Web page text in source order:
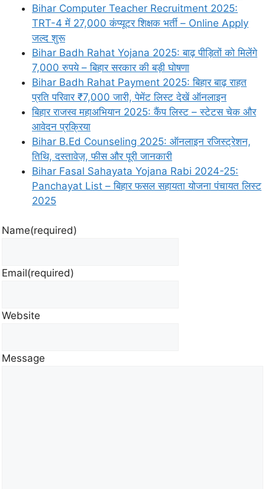
Bihar Computer Teacher Recruitment 2025:
TRT-4 में 27,000 कंप्यूटर शिक्षक भर्ती – Online Apply
जल्द शुरू
Bihar Badh Rahat Yojana 2025: बाढ़ पीड़ितों को मिलेंगे
7,000 रुपये – बिहार सरकार की बड़ी घोषणा
Bihar Badh Rahat Payment 2025: बिहार बाढ़ राहत
प्रति परिवार ₹7,000 जारी, पेमेंट लिस्ट देखें ऑनलाइन
बिहार राजस्व महाअभियान 2025: कैंप लिस्ट – स्टेटस चेक और
आवेदन प्रक्रिया
Bihar B.Ed Counseling 2025: ऑनलाइन रजिस्ट्रेशन,
तिथि, दस्तावेज़, फीस और पूरी जानकारी
Bihar Fasal Sahayata Yojana Rabi 2024-25:
Panchayat List – बिहार फसल सहायता योजना पंचायत लिस्ट
2025
Name(required)
Email(required)
Website
Message